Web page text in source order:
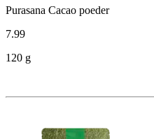
Purasana Cacao poeder
7.99
120 g